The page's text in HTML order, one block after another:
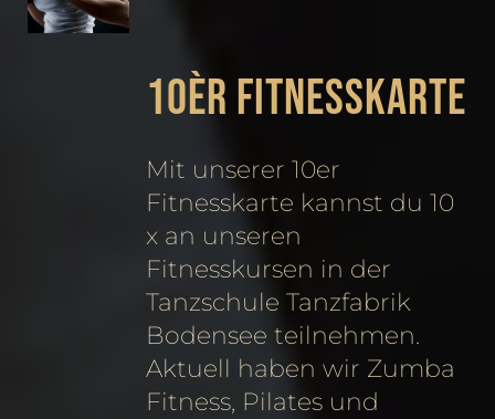
10èr Fitnesskarte
Mit unserer 10er
Fitnesskarte kannst du 10
x an unseren
Fitnesskursen in der
Tanzschule Tanzfabrik
Bodensee teilnehmen.
Aktuell haben wir Zumba
Fitness, Pilates und